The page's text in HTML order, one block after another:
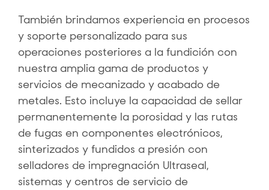
También brindamos experiencia en procesos
y soporte personalizado para sus
operaciones posteriores a la fundición con
nuestra amplia gama de productos y
servicios de mecanizado y acabado de
metales. Esto incluye la capacidad de sellar
permanentemente la porosidad y las rutas
de fugas en componentes electrónicos,
sinterizados y fundidos a presión con
selladores de impregnación Ultraseal,
sistemas y centros de servicio de